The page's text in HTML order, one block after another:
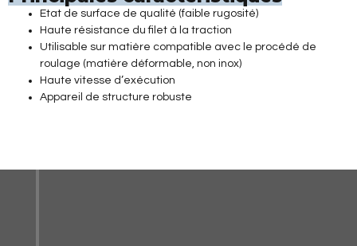
Etat de surface de qualité (faible rugosité)
Haute résistance du filet à la traction
Utilisable sur matière compatible avec le procédé de
roulage (matière déformable, non inox)
Haute vitesse d’exécution
Appareil de structure robuste